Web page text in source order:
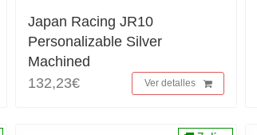
Japan Racing JR10
Personalizable Silver
Machined
132,23€
Ver detalles